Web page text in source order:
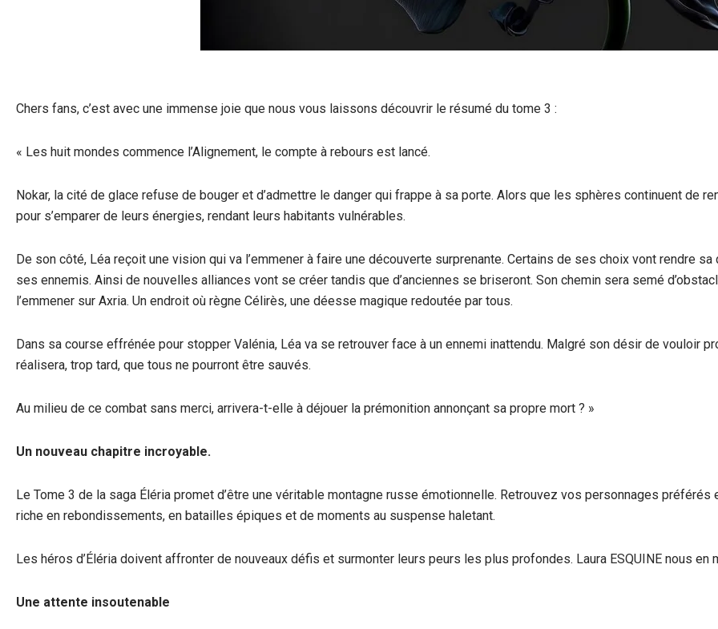
Chers fans, c’est avec une immense joie que nous vous laissons découvrir le résumé du tome 3 :
« Les huit mondes commence l’Alignement, le compte à rebours est lancé.
Nokar, la cité de glace refuse de bouger et d’admettre le danger qui frappe à sa porte. Alors que les sphères continuent de
pour s’emparer de leurs énergies, rendant leurs habitants vulnérables.
De son côté, Léa reçoit une vision qui va l’emmener à faire une découverte surprenante. Certains de ses choix vont rendre
ses ennemis. Ainsi de nouvelles alliances vont se créer tandis que d’anciennes se briseront. Son chemin sera semé
l’emmener sur Axria. Un endroit où règne Célirès, une déesse magique redoutée par tous.
Dans sa course effrénée pour stopper Valénia, Léa va se retrouver face à un ennemi inattendu. Malgré son désir de vouloir
réalisera, trop tard, que tous ne pourront être sauvés.
Au milieu de ce combat sans merci, arrivera-t-elle à déjouer la prémonition annonçant sa propre mort ? »
Un nouveau chapitre incroyable.
Le Tome 3 de la saga Éléria promet d’être une véritable montagne russe émotionnelle. Retrouvez vos personnages
riche en rebondissements, en batailles épiques et de moments au suspense haletant.
Les héros d’Éléria doivent affronter de nouveaux défis et surmonter leurs peurs les plus profondes. Laura ESQUINE nous en
Une attente insoutenable